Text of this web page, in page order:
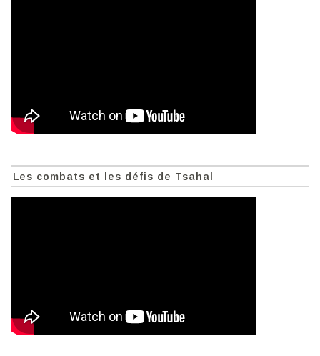
Les combats et les défis de Tsahal